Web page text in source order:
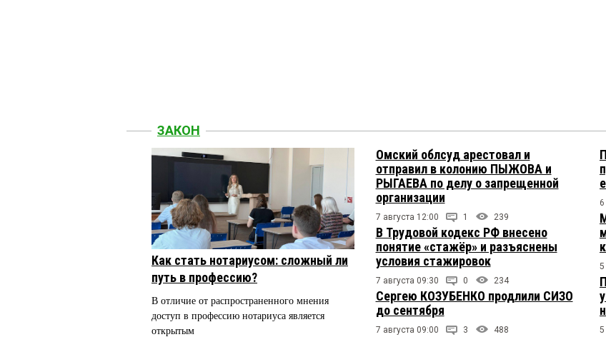
ЗАКОН
Как стать нотариусом: сложный ли
путь в профессию?
В отличие от распространенного мнения
доступ в профессию нотариуса является
открытым
Омский облсуд арестовал и
отправил в колонию ПЫЖОВА и
РЫГАЕВА по делу о запрещенной
организации
7 августа 12:00 1 239
В Трудовой кодекс РФ внесено
понятие «стажёр» и разъяснены
условия стажировок
7 августа 09:30 0 234
Сергею КОЗУБЕНКО продлили СИЗО
до сентября
7 августа 09:00 3 488
5
5